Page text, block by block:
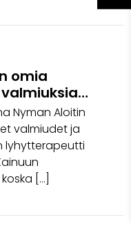
omia
ja
siihen liittyy
Nyman Aloitin
valmiudet ja
lyhytterapeutti
[…]